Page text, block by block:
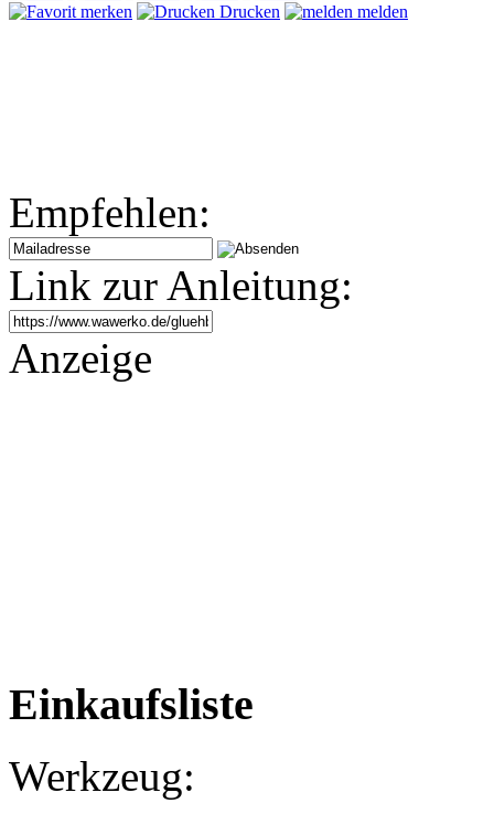
merken Drucken melden
Empfehlen:
Link zur Anleitung:
Anzeige
Einkaufsliste
Werkzeug: